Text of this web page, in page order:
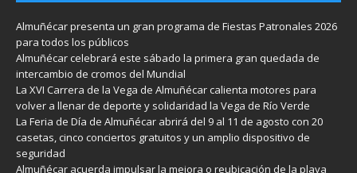
Almuñécar presenta un gran programa de Fiestas Patronales 2026
para todos los públicos
Almuñécar celebrará este sábado la primera gran quedada de
intercambio de cromos del Mundial
La XVI Carrera de la Vega de Almuñécar calienta motores para
volver a llenar de deporte y solidaridad la Vega de Río Verde
La Feria de Día de Almuñécar abrirá del 9 al 11 de agosto con 20
casetas, cinco conciertos gratuitos y un amplio dispositivo de
seguridad
Almuñécar acuerda impulsar la mejora o reubicación de la playa